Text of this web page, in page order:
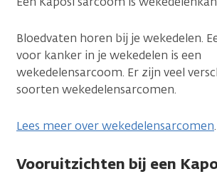
Bloedvaten horen bij je wekedelen.
voor kanker in je wekedelen is een
wekedelensarcoom. Er zijn veel
soorten wekedelensarcomen.
Lees meer over wekedelensarcomen.
Vooruitzichten bij een